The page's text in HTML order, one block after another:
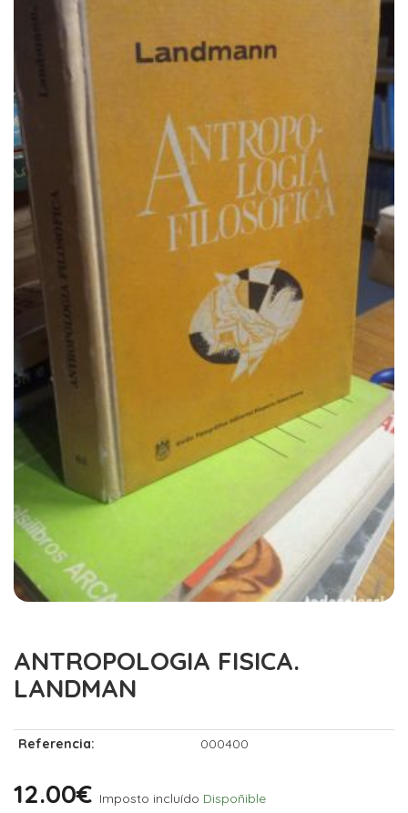
ANTROPOLOGIA FISICA.
LANDMAN
Referencia: 000400
12.00€ Imposto incluído Dispoñible